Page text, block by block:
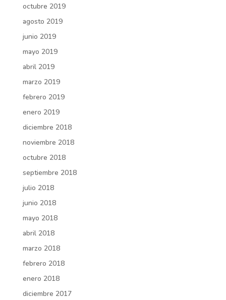
octubre 2019
agosto 2019
junio 2019
mayo 2019
abril 2019
marzo 2019
febrero 2019
enero 2019
diciembre 2018
noviembre 2018
octubre 2018
septiembre 2018
julio 2018
junio 2018
mayo 2018
abril 2018
marzo 2018
febrero 2018
enero 2018
diciembre 2017